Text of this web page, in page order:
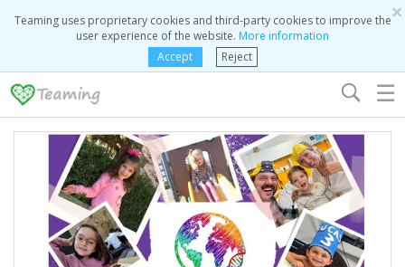
×
Teaming uses proprietary cookies and third-party cookies to improve the
user experience of the website. More information
Accept
Reject
☰